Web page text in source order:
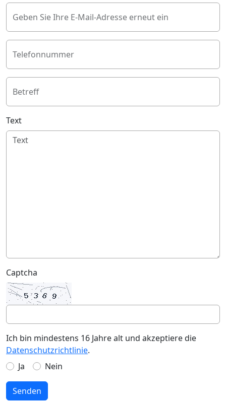
Geben Sie Ihre E-Mail-Adresse erneut ein
Telefonnummer
Betreff
Text
Captcha
Ich bin mindestens 16 Jahre alt und akzeptiere die
Datenschutzrichtlinie.
Ja
Nein
Senden